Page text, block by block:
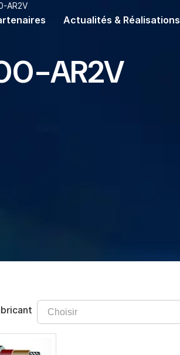
Actualités & Réalisations
AR2V
AR2V